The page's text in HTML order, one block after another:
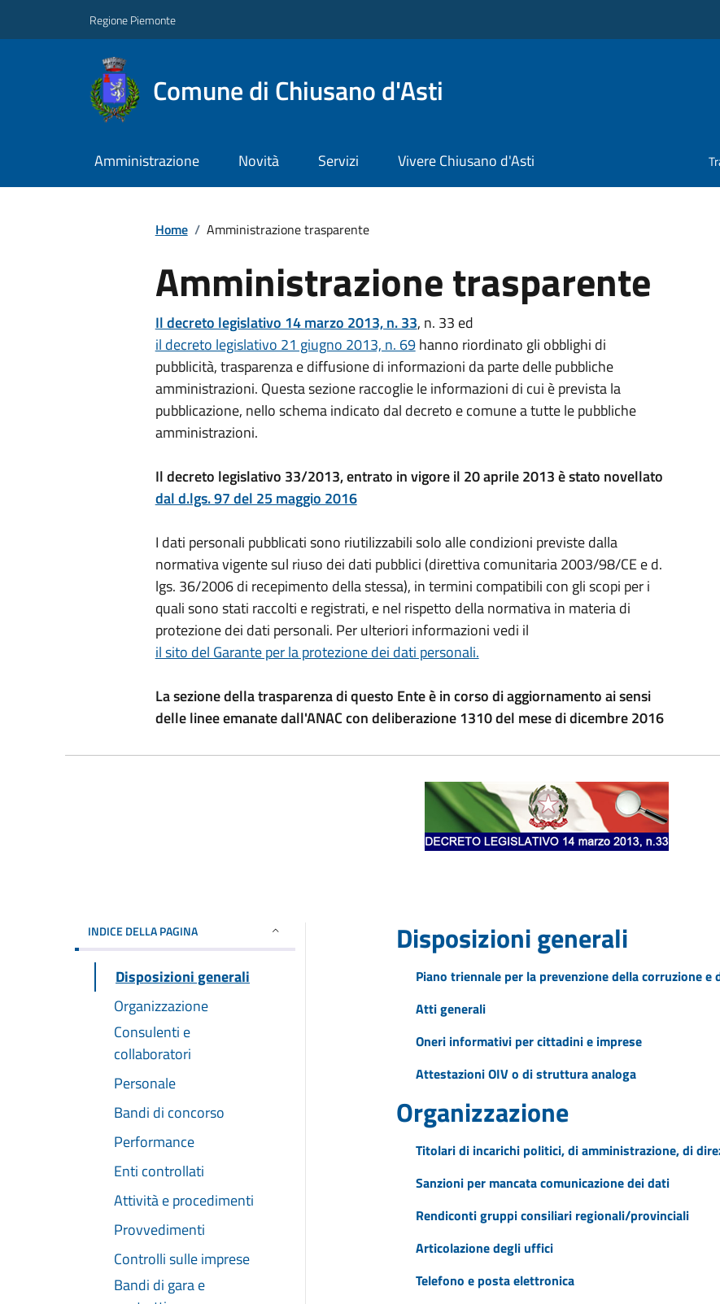
Regione Piemonte
Comune di Chiusano d'Asti
Amministrazione Novità Servizi Vivere Chiusano d'Asti
Home / Amministrazione trasparente
Amministrazione trasparente
Il decreto legislativo 14 marzo 2013, n. 33, n. 33 ed
il decreto legislativo 21 giugno 2013, n. 69hanno riordinato gli obblighi di
pubblicità, trasparenza e diffusione di informazioni da parte delle pubbliche
amministrazioni. Questa sezione raccoglie le informazioni di cui è prevista la
pubblicazione, nello schema indicato dal decreto e comune a tutte le pubbliche
amministrazioni.
Il decreto legislativo 33/2013, entrato in vigore il 20 aprile 2013 è stato novellato
dal d.lgs. 97 del 25 maggio 2016
I dati personali pubblicati sono riutilizzabili solo alle condizioni previste dalla
normativa vigente sul riuso dei dati pubblici (direttiva comunitaria 2003/98/CE e d.
lgs. 36/2006 di recepimento della stessa), in termini compatibili con gli scopi per i
quali sono stati raccolti e registrati, e nel rispetto della normativa in materia di
protezione dei dati personali. Per ulteriori informazioni vedi il
il sito del Garante per la protezione dei dati personali.
La sezione della trasparenza di questo Ente è in corso di aggiornamento ai sensi
delle linee emanate dall'ANAC con deliberazione 1310 del mese di dicembre 2016
INDICE DELLA PAGINA
Disposizioni generali
Organizzazione
Consulenti e
collaboratori
Personale
Bandi di concorso
Performance
Enti controllati
Attività e procedimenti
Provvedimenti
Controlli sulle imprese
Bandi di gara e
Disposizioni generali
Piano triennale per la prevenzione della corruzione e
Atti generali
Oneri informativi per cittadini e imprese
Attestazioni OIV o di struttura analoga
Organizzazione
Titolari di incarichi politici, di amministrazione, di
Sanzioni per mancata comunicazione dei dati
Rendiconti gruppi consiliari regionali/provinciali
Articolazione degli uffici
Telefono e posta elettronica